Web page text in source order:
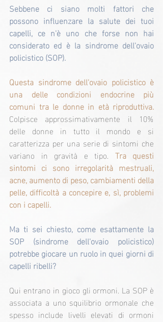
Sebbene ci siano molti fattori che
possono influenzare la salute dei tuoi
capelli, ce n'è uno che forse non hai
considerato ed è la sindrome dell'ovaio
policistico (SOP).
Questa sindrome dell'ovaio policistico è
una delle condizioni endocrine più
comuni tra le donne in età riproduttiva.
Colpisce approssimativamente il 10%
delle donne in tutto il mondo e si
caratterizza per una serie di sintomi che
variano in gravità e tipo. Tra questi
sintomi ci sono irregolarità mestruali,
acne, aumento di peso, cambiamenti della
pelle, difficoltà a concepire e, sì, problemi
con i capelli.
Ma ti sei chiesto, come esattamente la
SOP (sindrome dell'ovaio policistico)
potrebbe giocare un ruolo in quei giorni di
capelli ribelli?
Qui entrano in gioco gli ormoni. La SOP è
associata a uno squilibrio ormonale che
spesso include livelli elevati di ormoni